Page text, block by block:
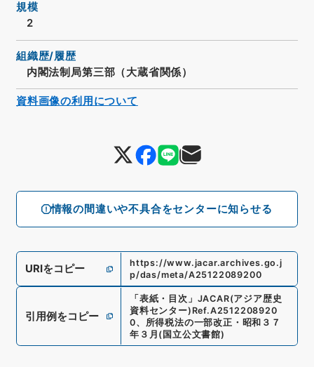
情報の間違いや不具合をセンターに知らせる
規模
2
組織歴/履歴
内閣法制局第三部（大蔵省関係）
URIをコピー
https://www.jacar.archives.go.j
p/das/meta/A25122089200
引用例をコピー
「表紙・目次 」 JACAR(アジア歴史
資料センター) Ref.A2512208920
0、 所得税法の一部改正・昭和３７
年３月 (国立公文書館)
資料画像の利用について